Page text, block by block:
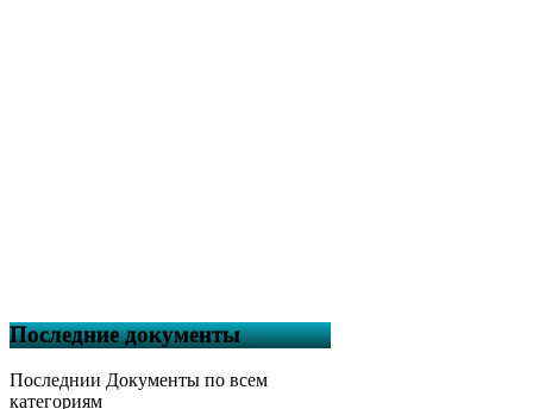
Последние документы
Последнии Документы по всем
категориям